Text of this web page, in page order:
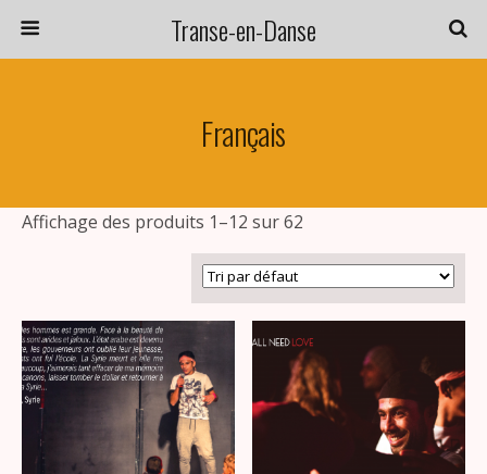
Transe-en-Danse
Français
Affichage des produits 1–12 sur 62